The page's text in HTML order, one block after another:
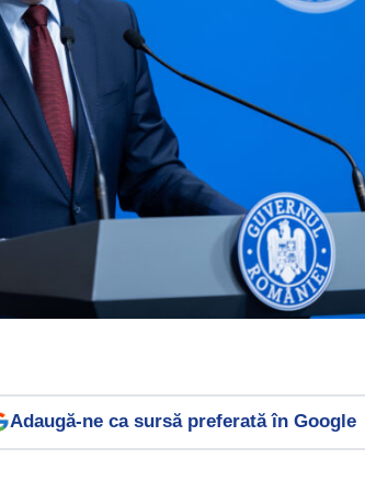
Adaugă-ne ca sursă preferată în Google